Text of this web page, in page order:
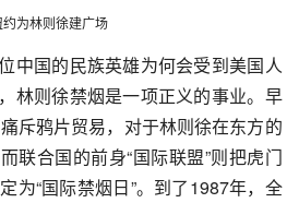
中国的民族英雄为何会受到美国人
林则徐禁烟是一项正义的事业。早
斥鸦片贸易，对于林则徐在东方的
联合国的前身“国际联盟”则把虎门
“国际禁烟日”。到了1987年，全